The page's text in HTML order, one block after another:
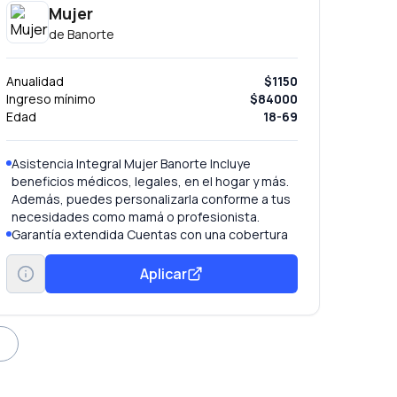
Mujer
de Banorte
Anualidad
$1150
Ingreso mínimo
$84000
Edad
18-69
Asistencia Integral Mujer Banorte Incluye
beneficios médicos, legales, en el hogar y más.
Además, puedes personalizarla conforme a tus
necesidades como mamá o profesionista.
Garantía extendida Cuentas con una cobertura
que duplica o extiende el periodo de reparación
ofrecido en la garantía original del fabricante
hasta por un año.
puntos Recompensa Total Banorte. Ingresa a
www.banorte.com/tutarjetafavorita y activa el
Aplicar